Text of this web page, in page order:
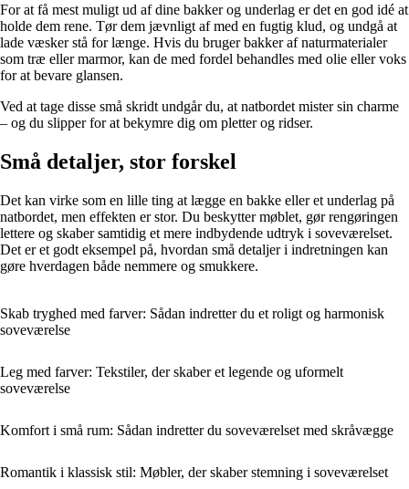
For at få mest muligt ud af dine bakker og underlag er det en god idé at
holde dem rene. Tør dem jævnligt af med en fugtig klud, og undgå at
lade væsker stå for længe. Hvis du bruger bakker af naturmaterialer
som træ eller marmor, kan de med fordel behandles med olie eller voks
for at bevare glansen.
Ved at tage disse små skridt undgår du, at natbordet mister sin charme
– og du slipper for at bekymre dig om pletter og ridser.
Små detaljer, stor forskel
Det kan virke som en lille ting at lægge en bakke eller et underlag på
natbordet, men effekten er stor. Du beskytter møblet, gør rengøringen
lettere og skaber samtidig et mere indbydende udtryk i soveværelset.
Det er et godt eksempel på, hvordan små detaljer i indretningen kan
gøre hverdagen både nemmere og smukkere.
Skab tryghed med farver: Sådan indretter du et roligt og harmonisk
soveværelse
Leg med farver: Tekstiler, der skaber et legende og uformelt
soveværelse
Komfort i små rum: Sådan indretter du soveværelset med skråvægge
Romantik i klassisk stil: Møbler, der skaber stemning i soveværelset